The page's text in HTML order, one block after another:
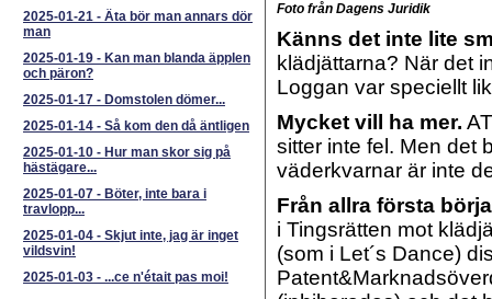
2025-01-21 - Äta bör man annars dör
man
2025-01-19 - Kan man blanda äpplen
och päron?
2025-01-17 - Domstolen dömer...
2025-01-14 - Så kom den då äntligen
2025-01-10 - Hur man skor sig på
hästägare...
2025-01-07 - Böter, inte bara i
travlopp...
2025-01-04 - Skjut inte, jag är inget
vildsvin!
2025-01-03 - ...ce n'était pas moi!
Foto från Dagens Juridik
Känns det inte lite
klädjättarna? När det
Loggan var speciellt
Mycket vill ha mer.
sitter inte fel. Men det
väderkvarnar är inte
Från allra första
i Tingsrätten mot
(som i Let´s Dance)